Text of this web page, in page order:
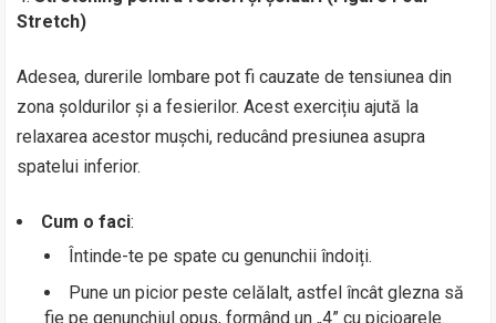
Stretch)
Adesea, durerile lombare pot fi cauzate de tensiunea din
zona șoldurilor și a fesierilor. Acest exercițiu ajută la
relaxarea acestor mușchi, reducând presiunea asupra
spatelui inferior.
Cum o faci:
Întinde-te pe spate cu genunchii îndoiți.
Pune un picior peste celălalt, astfel încât glezna să
fie pe genunchiul opus, formând un „4” cu picioarele.